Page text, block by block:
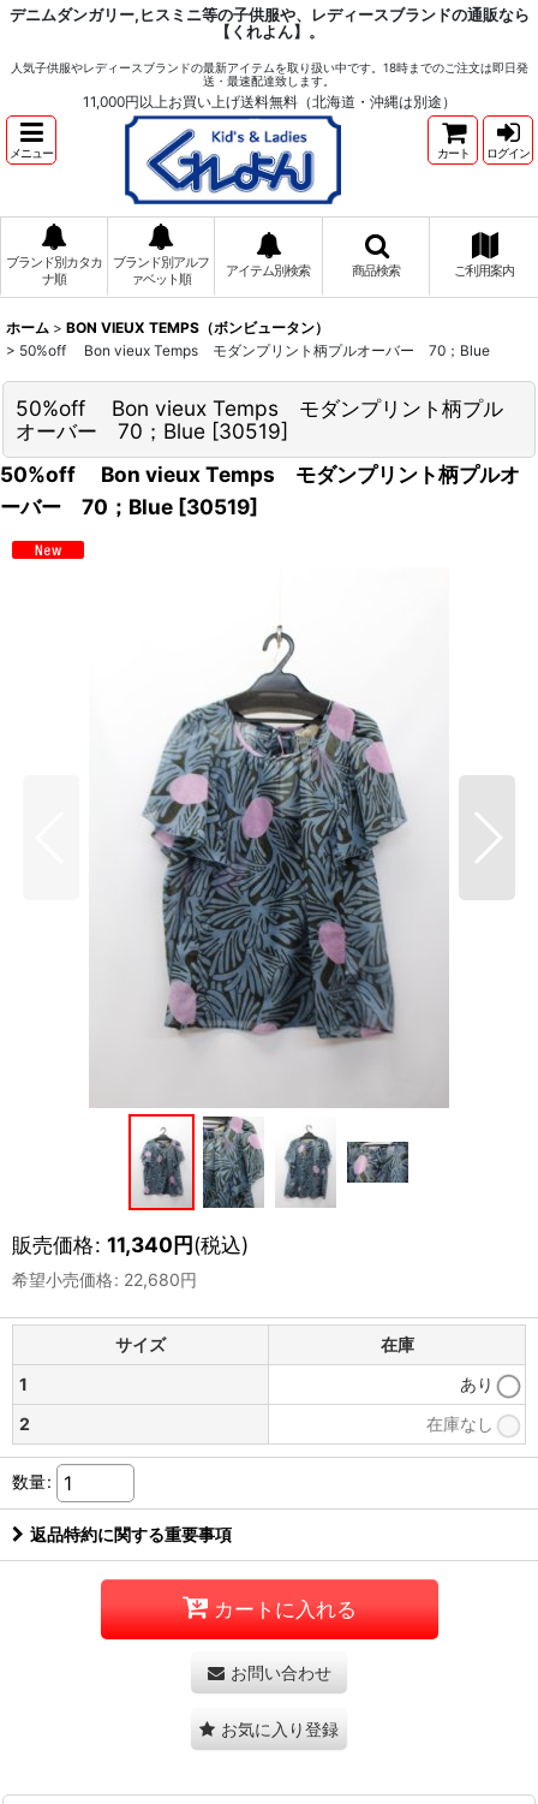
デニムダンガリー,ヒスミニ等の子供服や、レディースブランドの通販なら
【くれよん】。
人気子供服やレディースブランドの最新アイテムを取り扱い中です。18時までのご注文は即日発
送・最速配達致します。
11,000円以上お買い上げ送料無料（北海道・沖縄は別途）
メニュー カート ログイン
ブランド別カタカ
ナ順
ブランド別アルフ
ァベット順
アイテム別検索 商品検索 ご利用案内
ホーム > BON VIEUX TEMPS（ボンビュータン）
> 50%off Bon vieux Temps モダンプリント柄プルオーバー 70；Blue
50%off Bon vieux Temps モダンプリント柄プル
オーバー 70；Blue [30519]
50%off Bon vieux Temps モダンプリント柄プルオ
ーバー 70；Blue [30519]
販売価格: 11,340円(税込)
希望小売価格: 22,680円
サイズ
在庫
1
あり
2
在庫なし
数量:
返品特約に関する重要事項
カートに入れる
お問い合わせ
お気に入り登録